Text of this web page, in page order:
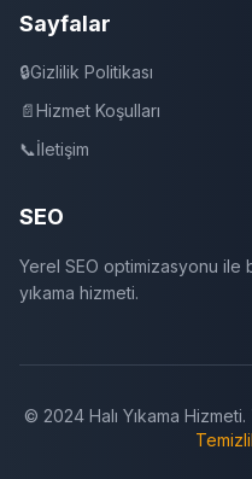
Sayfalar
🔒Gizlilik Politikası
📄Hizmet Koşulları
📞İletişim
SEO
Yerel SEO optimizasyonu ile
yıkama hizmeti.
© 2024 Halı Yıkama Hizmeti.